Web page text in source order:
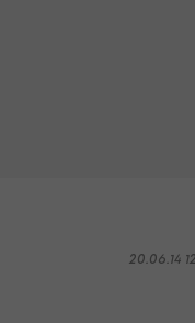
20.06.14